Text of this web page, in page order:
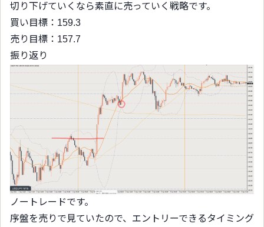
切り下げていくなら素直に売っていく戦略です。
買い目標：159.3
売り目標：157.7
振り返り
ノートレードです。
序盤を売りで見ていたので、エントリーできるタイミング